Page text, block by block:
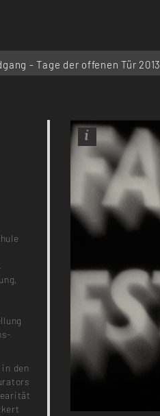
- Tage der offenen Tür 2013
den